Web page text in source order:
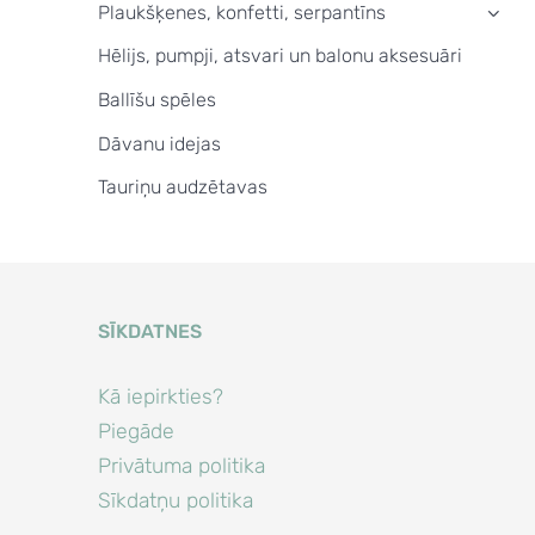
Plaukšķenes, konfetti, serpantīns
›
Hēlijs, pumpji, atsvari un balonu aksesuāri
Ballīšu spēles
Dāvanu idejas
Tauriņu audzētavas
SĪKDATNES
Kā iepirkties?
Piegāde
Privātuma politika
Sīkdatņu politika